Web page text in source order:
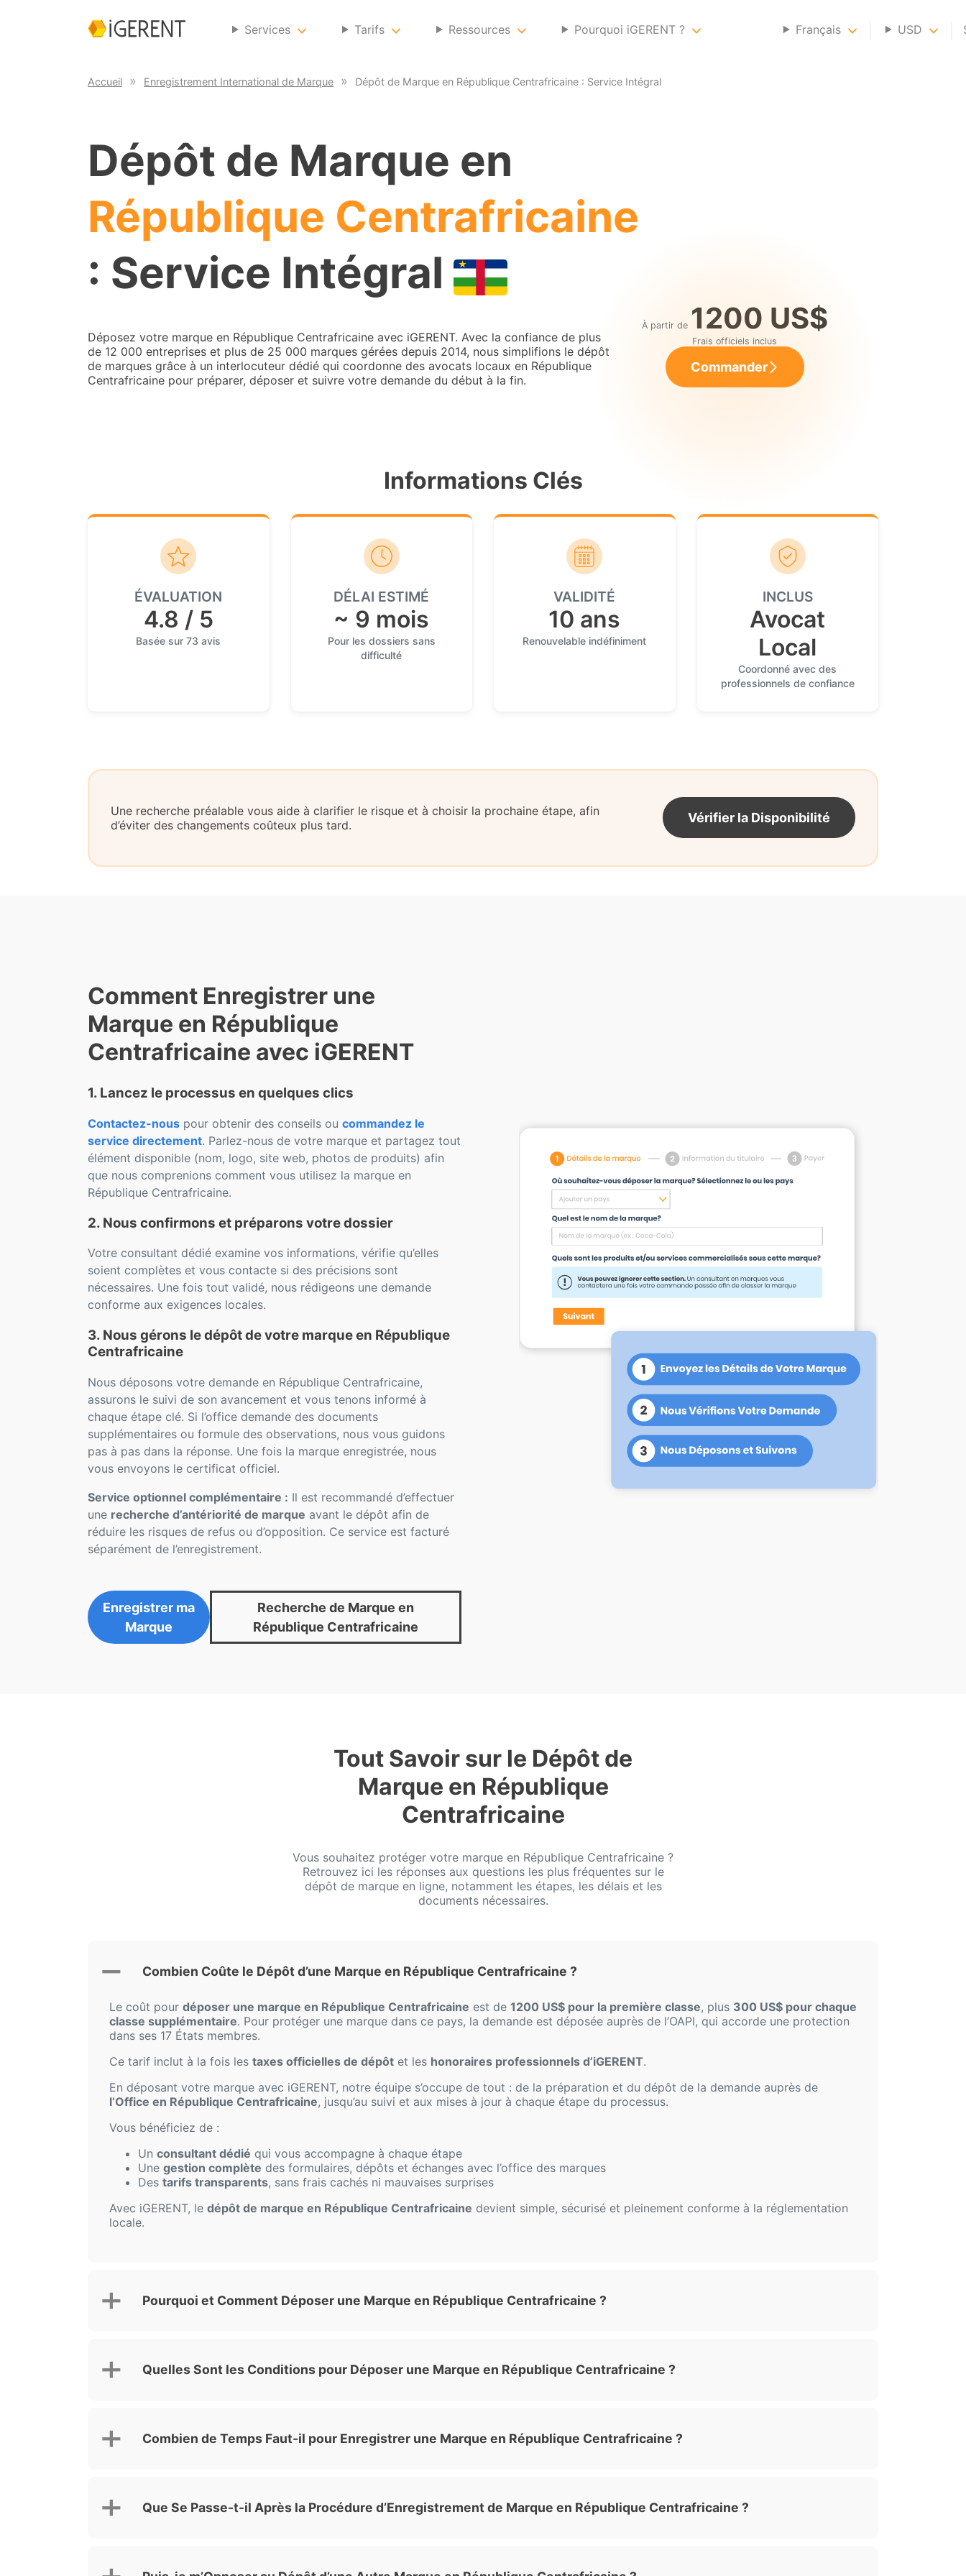
Services Tarifs Ressources Pourquoi iGERENT ? Français USD
Accueil Enregistrement International de Marque Dépôt de Marque en République Centrafricaine : Service Intégral
Dépôt de Marque en
République Centrafricaine
: Service Intégral
Déposez votre marque en République Centrafricaine avec iGERENT. Avec la confiance de plus
de 12 000 entreprises et plus de 25 000 marques gérées depuis 2014, nous simplifions le dépôt
de marques grâce à un interlocuteur dédié qui coordonne des avocats locaux en République
Centrafricaine pour préparer, déposer et suivre votre demande du début à la fin.
À partir de 1200 US$
Frais officiels inclus
Commander
Informations Clés
ÉVALUATION
4.8 / 5
Basée sur 73 avis
DÉLAI ESTIMÉ
~ 9 mois
Pour les dossiers sans
difficulté
VALIDITÉ
10 ans
Renouvelable indéfiniment
INCLUS
Avocat
Local
Coordonné avec des
professionnels de confiance
Une recherche préalable vous aide à clarifier le risque et à choisir la prochaine étape, afin
d’éviter des changements coûteux plus tard.
Vérifier la Disponibilité
Comment Enregistrer une
Marque en République
Centrafricaine avec iGERENT
1. Lancez le processus en quelques clics
Contactez-nous pour obtenir des conseils ou commandez le
service directement. Parlez-nous de votre marque et partagez tout
élément disponible (nom, logo, site web, photos de produits) afin
que nous comprenions comment vous utilisez la marque en
République Centrafricaine.
2. Nous confirmons et préparons votre dossier
Votre consultant dédié examine vos informations, vérifie qu’elles
soient complètes et vous contacte si des précisions sont
nécessaires. Une fois tout validé, nous rédigeons une demande
conforme aux exigences locales.
3. Nous gérons le dépôt de votre marque en République
Centrafricaine
Nous déposons votre demande en République Centrafricaine,
assurons le suivi de son avancement et vous tenons informé à
chaque étape clé. Si l’office demande des documents
supplémentaires ou formule des observations, nous vous guidons
pas à pas dans la réponse. Une fois la marque enregistrée, nous
vous envoyons le certificat officiel.
Service optionnel complémentaire : Il est recommandé d’effectuer
une recherche d’antériorité de marque avant le dépôt afin de
réduire les risques de refus ou d’opposition. Ce service est facturé
séparément de l’enregistrement.
Enregistrer ma
Marque
Recherche de Marque en
République Centrafricaine
Tout Savoir sur le Dépôt de
Marque en République
Centrafricaine
Vous souhaitez protéger votre marque en République Centrafricaine ?
Retrouvez ici les réponses aux questions les plus fréquentes sur le
dépôt de marque en ligne, notamment les étapes, les délais et les
documents nécessaires.
Combien Coûte le Dépôt d’une Marque en République Centrafricaine ?
Le coût pour déposer une marque en République Centrafricaine est de 1200 US$ pour la première classe, plus 300 US$ pour chaque
classe supplémentaire. Pour protéger une marque dans ce pays, la demande est déposée auprès de l’OAPI, qui accorde une protection
dans ses 17 États membres.
Ce tarif inclut à la fois les taxes officielles de dépôt et les honoraires professionnels d’iGERENT.
En déposant votre marque avec iGERENT, notre équipe s’occupe de tout : de la préparation et du dépôt de la demande auprès de
l’Office en République Centrafricaine, jusqu’au suivi et aux mises à jour à chaque étape du processus.
Vous bénéficiez de :
Un consultant dédié qui vous accompagne à chaque étape
Une gestion complète des formulaires, dépôts et échanges avec l’office des marques
Des tarifs transparents, sans frais cachés ni mauvaises surprises
Avec iGERENT, le dépôt de marque en République Centrafricaine devient simple, sécurisé et pleinement conforme à la réglementation
locale.
Pourquoi et Comment Déposer une Marque en République Centrafricaine ?
Quelles Sont les Conditions pour Déposer une Marque en République Centrafricaine ?
Combien de Temps Faut-il pour Enregistrer une Marque en République Centrafricaine ?
Que Se Passe-t-il Après la Procédure d’Enregistrement de Marque en République Centrafricaine ?